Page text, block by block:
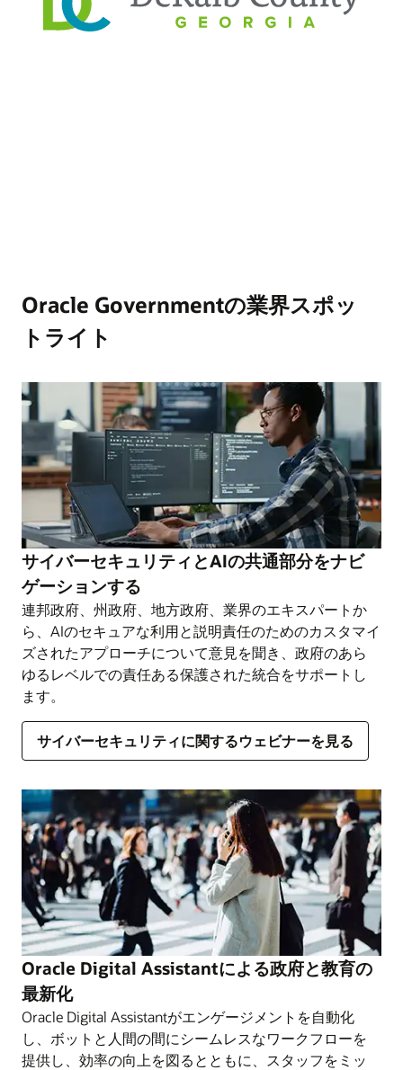
Oracle Governmentの業界スポッ
トライト
サイバーセキュリティとAIの共通部分をナビ
ゲーションする
連邦政府、州政府、地方政府、業界のエキスパートか
ら、AIのセキュアな利用と説明責任のためのカスタマイ
ズされたアプローチについて意見を聞き、政府のあら
ゆるレベルでの責任ある保護された統合をサポートし
ます。
サイバーセキュリティに関するウェビナーを見る
Oracle Digital Assistantによる政府と教育の
最新化
Oracle Digital Assistantがエンゲージメントを自動化
し、ボットと人間の間にシームレスなワークフローを
提供し、効率の向上を図るとともに、スタッフをミッ